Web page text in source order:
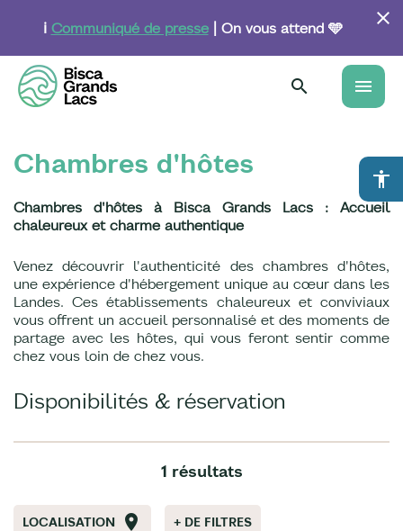
principal
ℹ️ Communiqué de presse| On vous attend 🩵
menu
accessibility
Chambres d'hôtes
Chambres d'hôtes à Bisca Grands Lacs : Accueil
chaleureux et charme authentique
Venez découvrir l'authenticité des chambres d'hôtes,
une expérience d'hébergement unique au cœur dans les
Landes. Ces établissements chaleureux et conviviaux
vous offrent un accueil personnalisé et des moments de
partage avec les hôtes, qui vous feront sentir comme
chez vous loin de chez vous.
Disponibilités & réservation
1 résultats
LOCALISATION + DE FILTRES